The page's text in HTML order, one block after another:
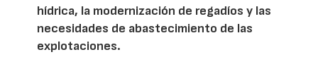
hídrica, la modernización de regadíos y las
necesidades de abastecimiento de las
explotaciones.